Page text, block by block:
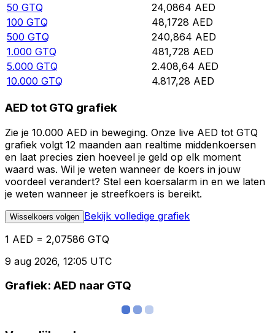
50 GTQ 24,0864 AED
100 GTQ 48,1728 AED
500 GTQ 240,864 AED
1.000 GTQ 481,728 AED
5.000 GTQ 2.408,64 AED
10.000 GTQ 4.817,28 AED
AED tot GTQ grafiek
Zie je 10.000 AED in beweging. Onze live AED tot GTQ
grafiek volgt 12 maanden aan realtime middenkoersen
en laat precies zien hoeveel je geld op elk moment
waard was. Wil je weten wanneer de koers in jouw
voordeel verandert? Stel een koersalarm in en we laten
je weten wanneer je streefkoers is bereikt.
Wisselkoers volgen Bekijk volledige grafiek
1 AED = 2,07586 GTQ
9 aug 2026, 12:05 UTC
Grafiek: AED naar GTQ